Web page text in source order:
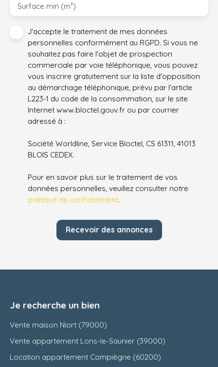
Surface min (m²)
J'accepte le traitement de mes données
personnelles conformément au RGPD. Si vous ne
souhaitez pas faire l'objet de prospection
commerciale par voie téléphonique, vous pouvez
vous inscrire gratuitement sur la liste d'opposition
au démarchage téléphonique, prévu par l'article
L223-1 du code de la consommation, sur le site
Internet www.bloctel.gouv.fr ou par courrier
adressé à :
Société Worldline, Service Bloctel, CS 61311, 41013
BLOIS CEDEX.
Pour en savoir plus sur le traitement de vos
données personnelles, veuillez consulter notre
politique de confidentialité.
Recevoir des annonces
Je recherche un bien
Vente maison Niort (79000)
Vente appartement Lons-le-Saunier (39000)
Location appartement Compiègne (60200)